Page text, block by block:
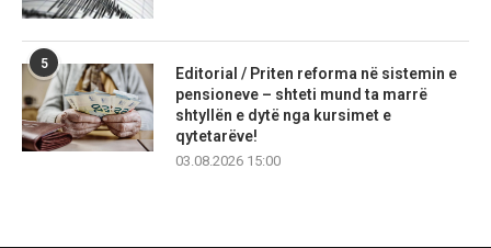
5
Editorial / Priten reforma në sistemin e
pensioneve – shteti mund ta marrë
shtyllën e dytë nga kursimet e
qytetarëve!
03.08.2026 15:00